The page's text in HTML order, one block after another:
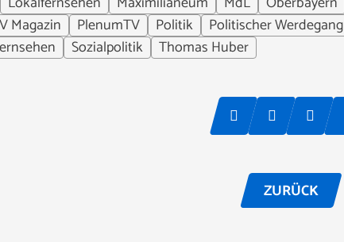
Magazin
PlenumTV Politik Politischer Werdegang
Sozialpolitik Thomas Huber
ZURÜCK